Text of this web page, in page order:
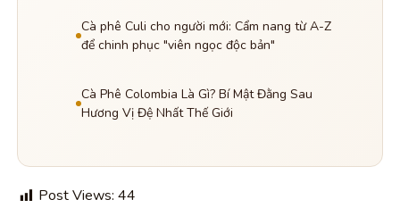
Cà phê Culi cho người mới: Cẩm nang từ A-Z
để chinh phục "viên ngọc độc bản"
Cà Phê Colombia Là Gì? Bí Mật Đằng Sau
Hương Vị Đệ Nhất Thế Giới
Post Views: 44